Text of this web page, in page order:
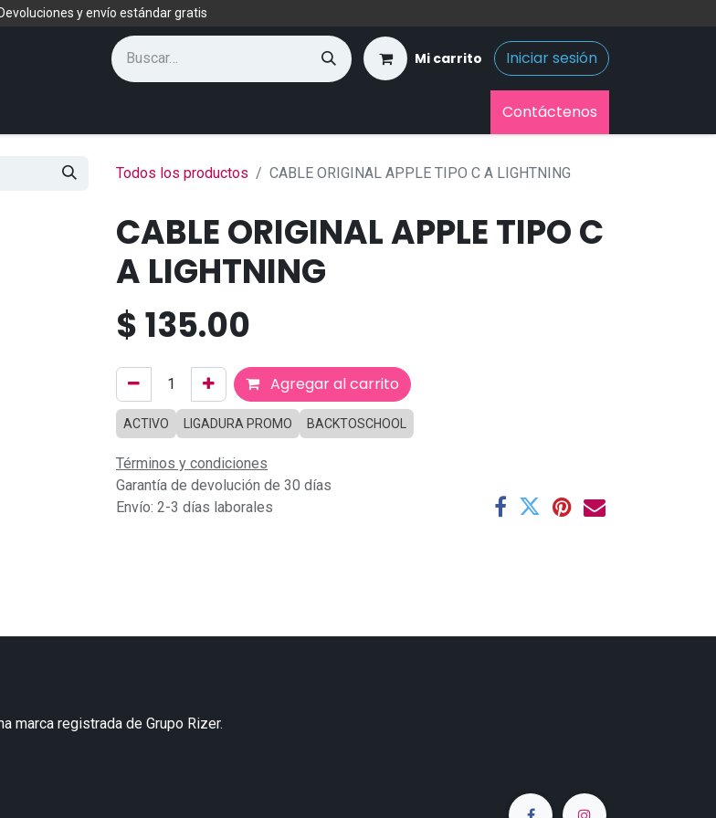
Devoluciones y envío estándar gratis
Mi carrito Iniciar sesión
Contáctenos
Todos los productos CABLE ORIGINAL APPLE TIPO C A LIGHTNING
CABLE ORIGINAL APPLE TIPO C
A LIGHTNING
$135.00
Agregar al carrito
ACTIVO LIGADURA PROMO BACKTOSCHOOL
Términos y condiciones
Garantía de devolución de 30 días
Envío: 2-3 días laborales
marca registrada de Grupo Rizer.